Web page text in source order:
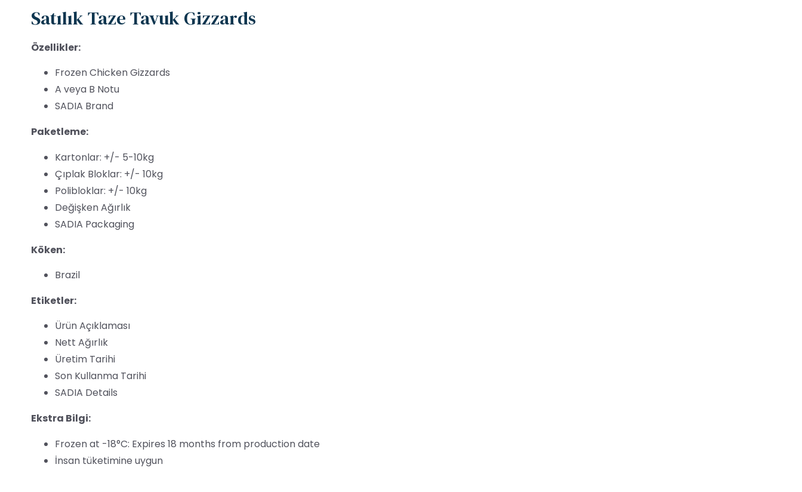
Satılık Taze Tavuk Gizzards
Özellikler:
Frozen Chicken Gizzards
A veya B Notu
SADIA Brand
Paketleme:
Kartonlar: +/- 5-10kg
Çıplak Bloklar: +/- 10kg
Polibloklar: +/- 10kg
Değişken Ağırlık
SADIA Packaging
Köken:
Brazil
Etiketler:
Ürün Açıklaması
Nett Ağırlık
Üretim Tarihi
Son Kullanma Tarihi
SADIA Details
Ekstra Bilgi:
Frozen at -18°C: Expires 18 months from production date
İnsan tüketimine uygun